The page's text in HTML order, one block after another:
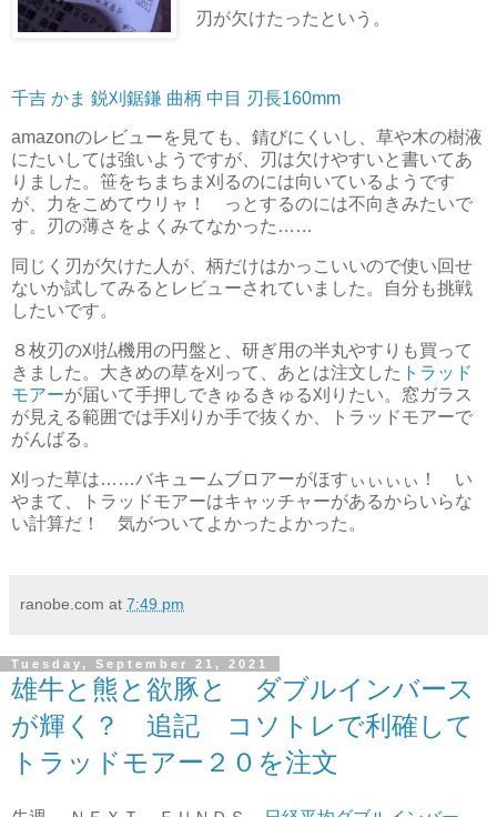
刃が欠けたったという。
千吉 かま 鋭刈鋸鎌 曲柄 中目 刃長160mm
amazonのレビューを見ても、錆びにくいし、草や木の樹液
にたいしては強いようですが、刃は欠けやすいと書いてあ
りました。笹をちまちま刈るのには向いているようです
が、力をこめてウリャ！ っとするのには不向きみたいで
す。刃の薄さをよくみてなかった……
同じく刃が欠けた人が、柄だけはかっこいいので使い回せ
ないか試してみるとレビューされていました。自分も挑戦
したいです。
８枚刃の刈払機用の円盤と、研ぎ用の半丸やすりも買って
きました。大きめの草を刈って、あとは注文した トラッド
モアーが届いて手押しできゅるきゅる刈りたい。窓ガラス
が見える範囲では手刈りか手で抜くか、トラッドモアーで
がんばる。
刈った草は……バキュームブロアーがほすぃぃぃぃ！ い
やまて、トラッドモアーはキャッチャーがあるからいらな
い計算だ！ 気がついてよかったよかった。
ranobe.com at 7:49 pm
Tuesday, September 21, 2021
雄牛と熊と欲豚と ダブルインバース
が輝く？ 追記 コソトレで利確して
トラッドモアー２０を注文